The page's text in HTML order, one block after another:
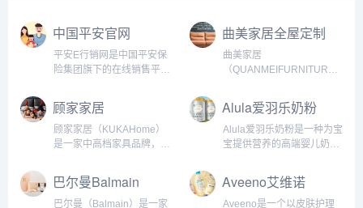
中国平安官网
平安E行销网是中国平安保
险集团旗下的在线销售平
安全、多元化的保险产品购
买和服务体验。作为一家领
先的互联网保险平台，平安
E行销网利用互联网和移动
曲美家居全屋定制
曲美家居
（QUANMEIFURNITURE）
国广东佛山市顺德区。曲美
家居是一家专注于定制家居
设计、生产、销售和服务的
企业，可提供定制整体家居
顾家家居
顾家家居（KUKAHome）
是一家中高档家具品牌，总
以品质、设计和服务而闻
名，在国内和国际市场都拥
有广泛的用户和影响力。顾
Alula爱羽乐奶粉
Alula爱羽乐奶粉是一种为宝
宝提供营养的高端婴儿奶粉
集团公司旗下产品。该公司
是一家专门从事婴儿及幼儿
配方奶粉研发和销售的公
巴尔曼Balmain
巴尔曼（Balmain）是一家
Aveeno艾维诺
Aveeno是一个以皮肤护理